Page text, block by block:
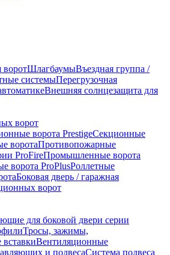
воротШлагбаумыВъездная группа /
системыПерегрузочная
Внешняя солнцезащита для
ворот
ворота PrestigeСекционные
воротаПротивопожарные
ProFireПромышленные ворота
ворота ProPlusРоллетные
Боковая дверь / гаражная
ворот
для боковой двери серии
Тросы, зажимы,
Вентиляционные
и подвесаСистема подвеса